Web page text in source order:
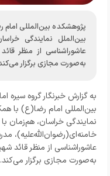
پژوهشکده بین‌المللی امام
بین‌الملل نمایندگی
عاشوراشناسی از منظر
به‌صورت مجازی برگزار
به گزارش خبرنگار گروه سیره
بین‌المللی امام رضا(ع) با
نمایندگی خراسان، هم‌زمان
خامنه‌ای(رضوان‌الله‌علیه)،
عاشوراشناسی از منظر قائد
به‌صورت مجازی برگزار می‌کند.